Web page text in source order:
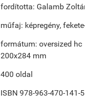
fordította: Galamb
műfaj: képregény,
formátum: oversized hc
200x284 mm
400 oldal
ISBN 978-963-470-141-5